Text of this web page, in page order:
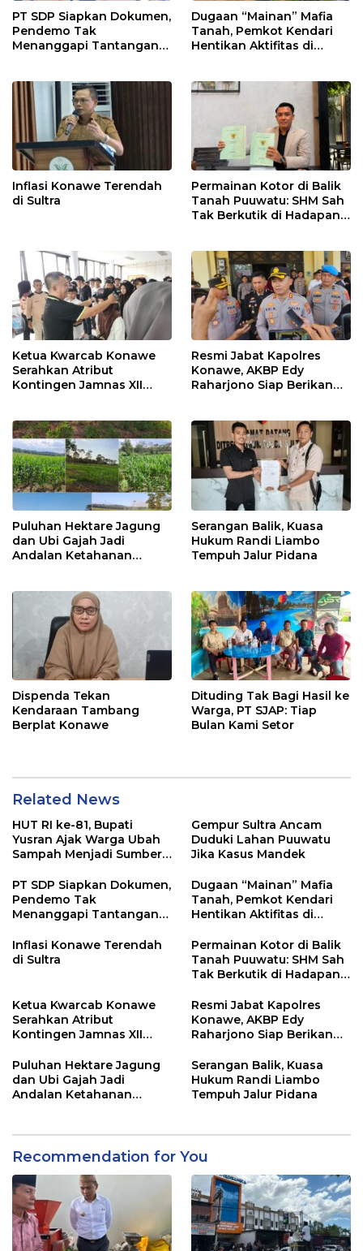
PT SDP Siapkan Dokumen,
Pendemo Tak
Menanggapi Tantangan
Dugaan “Mainan” Mafia
Tanah, Pemkot Kendari
Hentikan Aktifitas di
Inflasi Konawe Terendah
di Sultra
Permainan Kotor di Balik
Tanah Puuwatu: SHM Sah
Tak Berkutik di Hadapan
Ketua Kwarcab Konawe
Serahkan Atribut
Kontingen Jamnas XII
Resmi Jabat Kapolres
Konawe, AKBP Edy
Raharjono Siap Berikan
Puluhan Hektare Jagung
dan Ubi Gajah Jadi
Andalan Ketahanan
Serangan Balik, Kuasa
Hukum Randi Liambo
Tempuh Jalur Pidana
Dispenda Tekan
Kendaraan Tambang
Berplat Konawe
Dituding Tak Bagi Hasil ke
Warga, PT SJAP: Tiap
Bulan Kami Setor
Related News
HUT RI ke-81, Bupati
Yusran Ajak Warga Ubah
Sampah Menjadi Sumber
Gempur Sultra Ancam
Duduki Lahan Puuwatu
Jika Kasus Mandek
PT SDP Siapkan Dokumen,
Pendemo Tak
Menanggapi Tantangan
Dugaan “Mainan” Mafia
Tanah, Pemkot Kendari
Hentikan Aktifitas di
Inflasi Konawe Terendah
di Sultra
Permainan Kotor di Balik
Tanah Puuwatu: SHM Sah
Tak Berkutik di Hadapan
Ketua Kwarcab Konawe
Serahkan Atribut
Kontingen Jamnas XII
Resmi Jabat Kapolres
Konawe, AKBP Edy
Raharjono Siap Berikan
Puluhan Hektare Jagung
dan Ubi Gajah Jadi
Andalan Ketahanan
Serangan Balik, Kuasa
Hukum Randi Liambo
Tempuh Jalur Pidana
Recommendation for You